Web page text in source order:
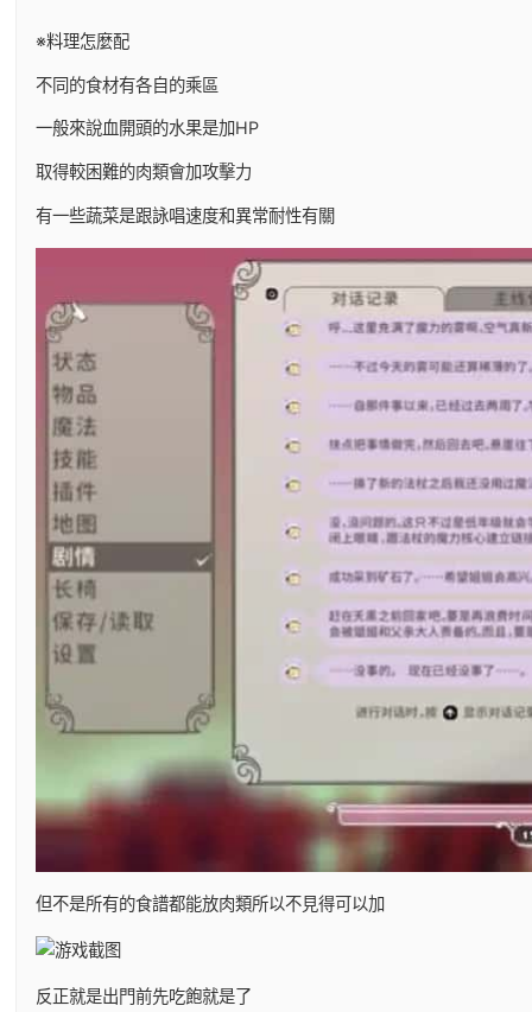
※料理怎麼配
不同的食材有各自的乘區
一般來說血開頭的水果是加HP
取得較困難的肉類會加攻擊力
有一些蔬菜是跟詠唱速度和異常耐性有關
但不是所有的食譜都能放肉類所以不見得可以加
反正就是出門前先吃飽就是了